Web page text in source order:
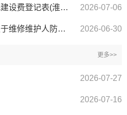
依法减免防空地下室易地建设费登记表(淮北市公用事业资产运营有限公司) 2026-07-06
淮北市国防动员办公室关于维修维护人防公用设施询价结果公示 2026-06-30
更多>>
2026-07-27
2026-07-16